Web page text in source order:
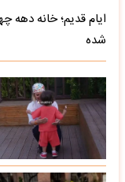
ایام قدیم؛ خانه دهه
شده